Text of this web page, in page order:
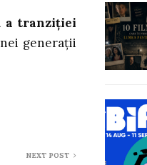
a tranziţiei
generaţii
NEXT POST